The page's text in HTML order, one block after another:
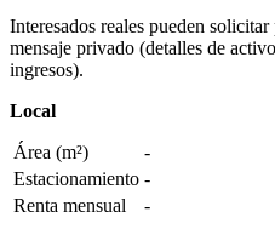
Interesados reales pueden
mensaje privado (detalles de
ingresos).
Local
Área (m²)
-
Estacionamiento -
Renta mensual
-